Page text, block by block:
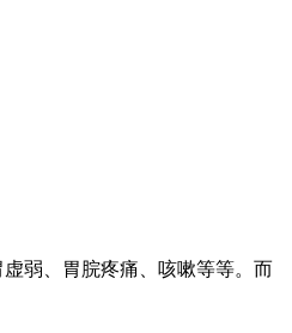
弱、胃脘疼痛、咳嗽等等。而